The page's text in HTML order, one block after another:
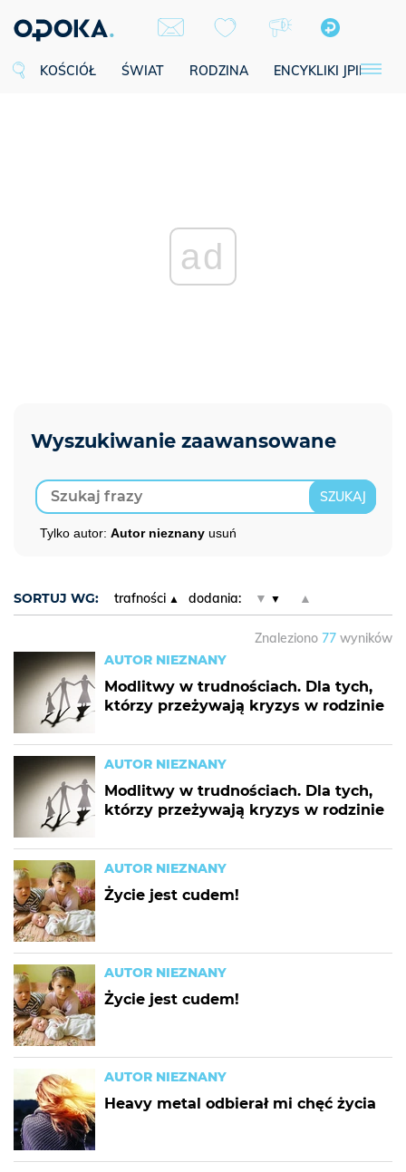
KOŚCIÓŁ ŚWIAT RODZINA ENCYKLIKI JPII
ad
Tylko autor: Autor nieznany usuń
SORTUJ WG: trafności dodania: ▼ ▲
Znaleziono 77 wyników
AUTOR NIEZNANY
Modlitwy w trudnościach. Dla tych,
którzy przeżywają kryzys w rodzinie
AUTOR NIEZNANY
Modlitwy w trudnościach. Dla tych,
którzy przeżywają kryzys w rodzinie
AUTOR NIEZNANY
Życie jest cudem!
AUTOR NIEZNANY
Życie jest cudem!
AUTOR NIEZNANY
Heavy metal odbierał mi chęć życia